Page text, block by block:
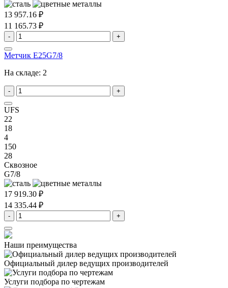
13 957.16 ₽
11 165.73 ₽
- +
Метчик E25G7/8
На складе: 2
- +
UFS
22
18
4
150
28
Сквозное
G7/8
17 919.30 ₽
14 335.44 ₽
- +
Наши преимущества
Официальный дилер ведущих производителей
Услуги подбора по чертежам